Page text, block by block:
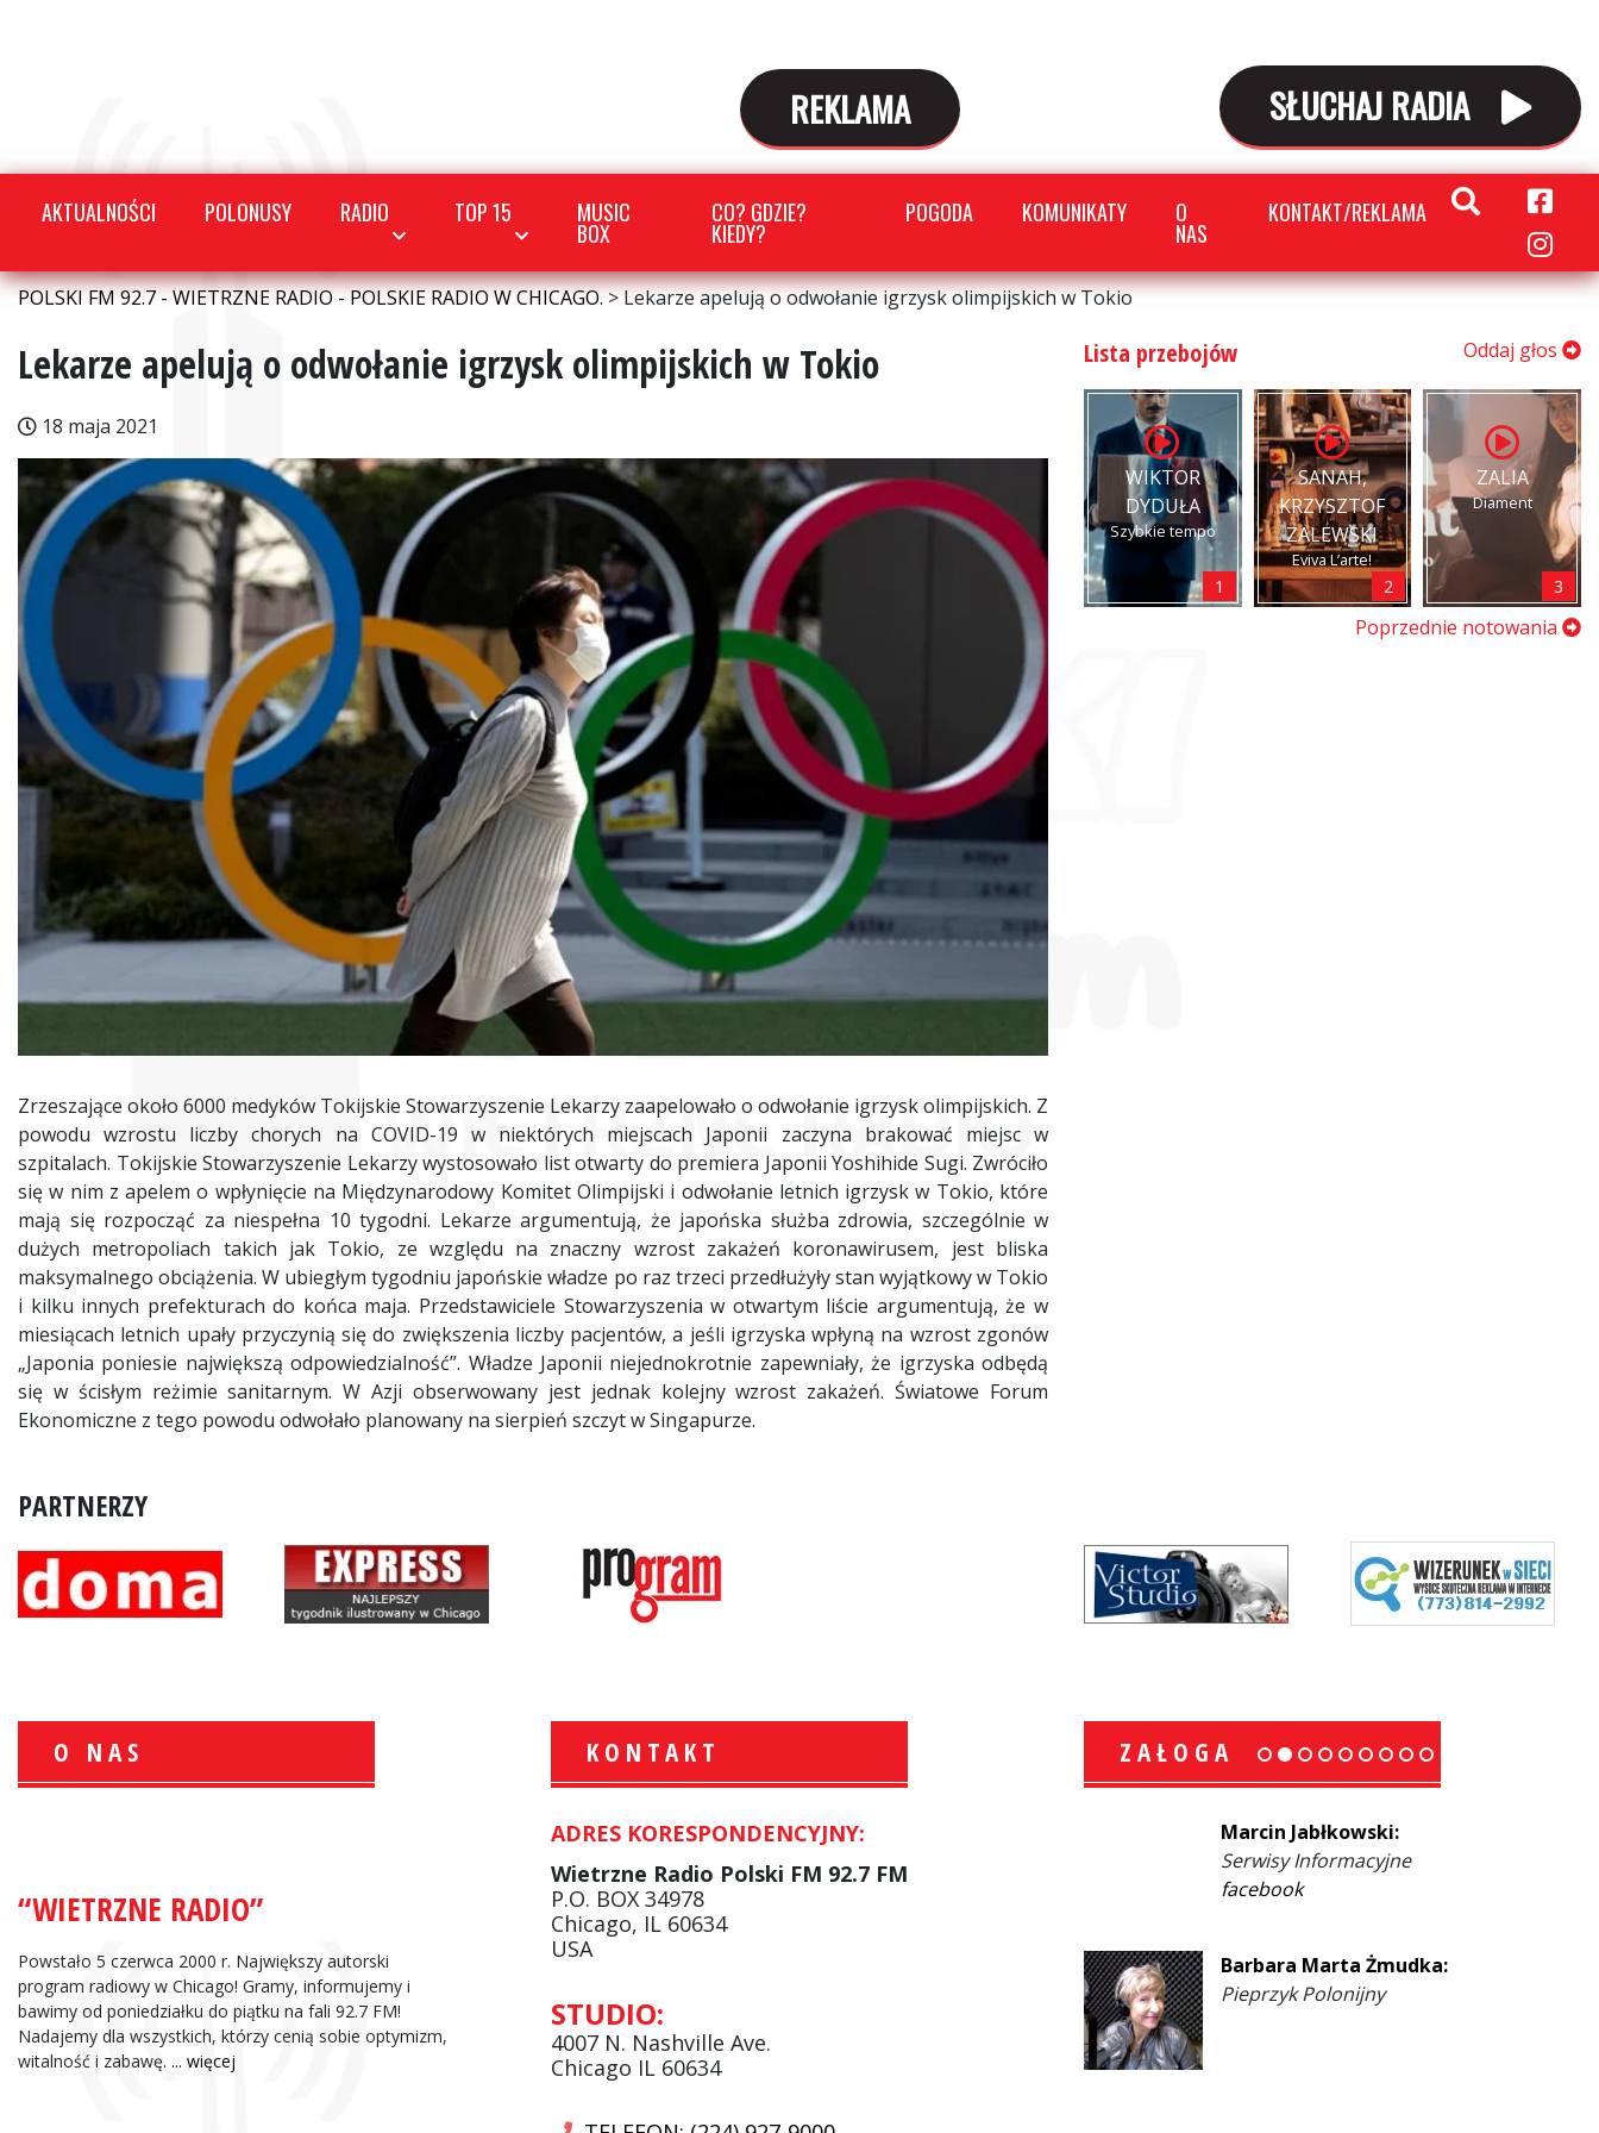
REKLAMA SŁUCHAJ RADIA
AKTUALNOŚCI POLONUSY RADIO TOP 15 MUSIC
BOX
CO? GDZIE?
KIEDY?
POGODA KOMUNIKATY O
NAS
KONTAKT/REKLAMA
POLSKI FM 92.7 - WIETRZNE RADIO - POLSKIE RADIO W CHICAGO.>Lekarze apelują o odwołanie igrzysk olimpijskich w Tokio
Lekarze apelują o odwołanie igrzysk olimpijskich w Tokio
18 maja 2021
Zrzeszające około 6000 medyków Tokijskie Stowarzyszenie Lekarzy zaapelowało o odwołanie igrzysk olimpijskich. Z
powodu wzrostu liczby chorych na COVID-19 w niektórych miejscach Japonii zaczyna brakować miejsc w
szpitalach. Tokijskie Stowarzyszenie Lekarzy wystosowało list otwarty do premiera Japonii Yoshihide Sugi. Zwróciło
się w nim z apelem o wpłynięcie na Międzynarodowy Komitet Olimpijski i odwołanie letnich igrzysk w Tokio, które
mają się rozpocząć za niespełna 10 tygodni. Lekarze argumentują, że japońska służba zdrowia, szczególnie w
dużych metropoliach takich jak Tokio, ze względu na znaczny wzrost zakażeń koronawirusem, jest bliska
maksymalnego obciążenia. W ubiegłym tygodniu japońskie władze po raz trzeci przedłużyły stan wyjątkowy w Tokio
i kilku innych prefekturach do końca maja. Przedstawiciele Stowarzyszenia w otwartym liście argumentują, że w
miesiącach letnich upały przyczynią się do zwiększenia liczby pacjentów, a jeśli igrzyska wpłyną na wzrost zgonów
„Japonia poniesie największą odpowiedzialność”. Władze Japonii niejednokrotnie zapewniały, że igrzyska odbędą
się w ścisłym reżimie sanitarnym. W Azji obserwowany jest jednak kolejny wzrost zakażeń. Światowe Forum
Ekonomiczne z tego powodu odwołało planowany na sierpień szczyt w Singapurze.
Lista przebojów Oddaj głos
WIKTOR
DYDUŁA
Szybkie tempo
1
SANAH,
KRZYSZTOF
ZALEWSKI
Eviva L’arte!
2
ZALIA
Diament
3
Poprzednie notowania
PARTNERZY
O NAS
“WIETRZNE RADIO”
Powstało 5 czerwca 2000 r. Największy autorski
program radiowy w Chicago! Gramy, informujemy i
bawimy od poniedziałku do piątku na fali 92.7 FM!
Nadajemy dla wszystkich, którzy cenią sobie optymizm,
witalność i zabawę. ... więcej
KONTAKT
ADRES KORESPONDENCYJNY:
Wietrzne Radio Polski FM 92.7 FM
P.O. BOX 34978
Chicago, IL 60634
USA
STUDIO:
4007 N. Nashville Ave.
Chicago IL 60634
ZAŁOGA
Zbigniew Wojewnik:
Informacje Giełdowe
Krzysztof Wawer:
Komentator
facebook
Marcin Jabłkowski:
Serwisy Informacyjne
facebook
Barbara Marta Żmudka:
Pieprzyk Polonijny